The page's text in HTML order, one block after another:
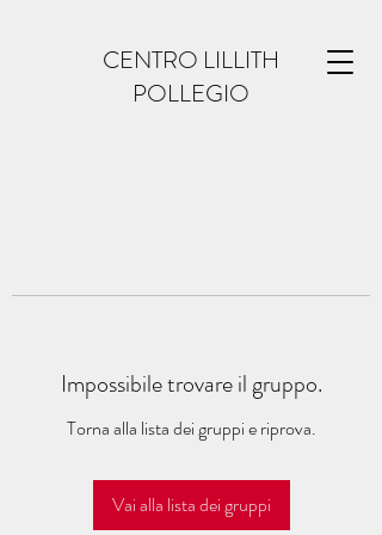
CENTRO LILLITH
POLLEGIO
Impossibile trovare il gruppo.
Torna alla lista dei gruppi e riprova.
Vai alla lista dei gruppi